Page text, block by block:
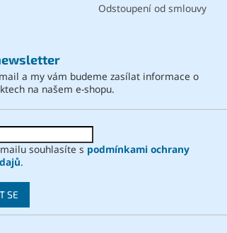
Odstoupení od smlouvy
a my vám budeme zasílat informace o
na našem e-shopu.
souhlasíte s podmínkami ochrany
.
SE